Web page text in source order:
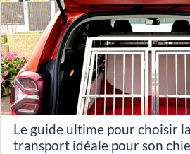
Le guide ultime pour choisir
transport idéale pour son